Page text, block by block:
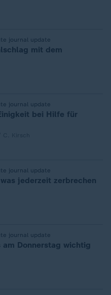
journal update
mit dem
journal update
bei Hilfe für
journal update
jederzeit zerbrechen
journal update
am Donnerstag wichtig